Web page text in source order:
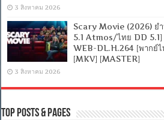
3 สิงหาคม 2026
Scary Movie (2026) ย
5.1 Atmos/ไทย DD
WEB-DL.H.264 [พากย์
[MKV] [MASTER]
3 สิงหาคม 2026
Top Posts & Pages